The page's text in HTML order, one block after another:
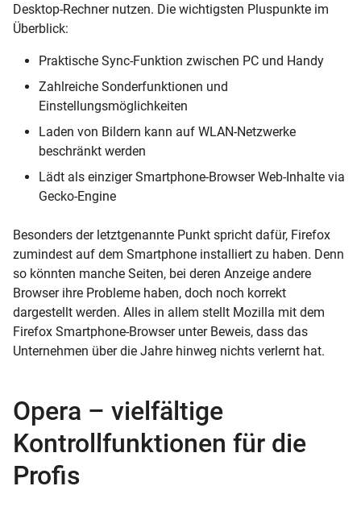
Desktop-Rechner nutzen. Die wichtigsten Pluspunkte im
Überblick:
Praktische Sync-Funktion zwischen PC und Handy
Zahlreiche Sonderfunktionen und
Einstellungsmöglichkeiten
Laden von Bildern kann auf WLAN-Netzwerke
beschränkt werden
Lädt als einziger Smartphone-Browser Web-Inhalte via
Gecko-Engine
Besonders der letztgenannte Punkt spricht dafür, Firefox
zumindest auf dem Smartphone installiert zu haben. Denn
so könnten manche Seiten, bei deren Anzeige andere
Browser ihre Probleme haben, doch noch korrekt
dargestellt werden. Alles in allem stellt Mozilla mit dem
Firefox Smartphone-Browser unter Beweis, dass das
Unternehmen über die Jahre hinweg nichts verlernt hat.
Opera – vielfältige
Kontrollfunktionen für die
Profis